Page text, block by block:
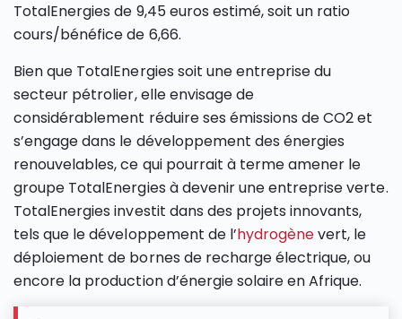
TotalEnergies de 9,45 euros estimé, soit un ratio
cours/bénéfice de 6,66.
Bien que TotalEnergies soit une entreprise du
secteur pétrolier, elle envisage de
considérablement réduire ses émissions de CO2 et
s’engage dans le développement des énergies
renouvelables, ce qui pourrait à terme amener le
groupe TotalEnergies à devenir une entreprise verte.
TotalEnergies investit dans des projets innovants,
tels que le développement de l’hydrogènevert, le
déploiement de bornes de recharge électrique, ou
encore la production d’énergie solaire en Afrique.